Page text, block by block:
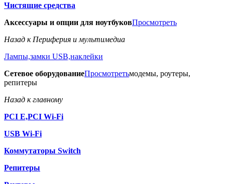
Чистящие средства
Аксессуары и опции для ноутбуковПросмотреть
Назад к Периферия и мультимедиа
Лампы,замки USB,наклейки
Сетевое оборудованиеПросмотретьмодемы, роутеры,
репитеры
Назад к главному
PCI E,PCI Wi-Fi
USB Wi-Fi
Коммутаторы Switch
Репитеры